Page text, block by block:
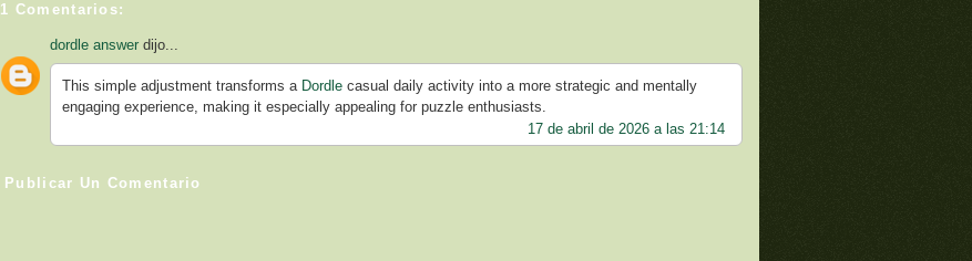
1 Comentarios:
dordle answer dijo...
This simple adjustment transforms a Dordle casual daily activity into a more strategic and mentally
engaging experience, making it especially appealing for puzzle enthusiasts.
17 de abril de 2026 a las 21:14
Publicar Un Comentario